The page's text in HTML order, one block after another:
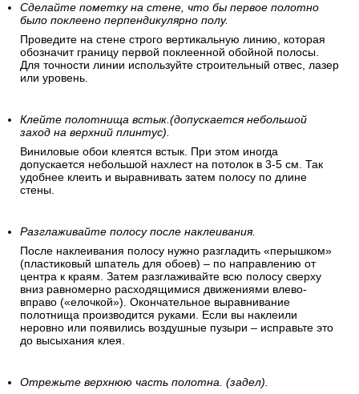
Сделайте пометку на стене, что бы первое полотно
было поклеено перпендикулярно полу.
Проведите на стене строго вертикальную линию, которая
обозначит границу первой поклеенной обойной полосы.
Для точности линии используйте строительный отвес, лазер
или уровень.
Клейте полотнища встык.(допускается небольшой
заход на верхний плинтус).
Виниловые обои клеятся встык. При этом иногда
допускается небольшой нахлест на потолок в 3-5 см. Так
удобнее клеить и выравнивать затем полосу по длине
стены.
Разглаживайте полосу после наклеивания.
После наклеивания полосу нужно разгладить «перышком»
(пластиковый шпатель для обоев) – по направлению от
центра к краям. Затем разглаживайте всю полосу сверху
вниз равномерно расходящимися движениями влево-
вправо («елочкой»). Окончательное выравнивание
полотнища производится руками. Если вы наклеили
неровно или появились воздушные пузыри – исправьте это
до высыхания клея.
Отрежьте верхнюю часть полотна. (задел).